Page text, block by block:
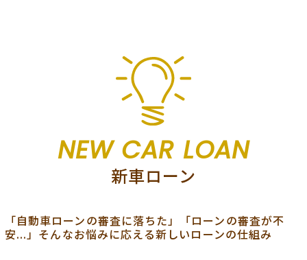
NEW CAR LOAN
新車ローン
「自動車ローンの審査に落ちた」「ローンの審査が不
安...」そんなお悩みに応える新しいローンの仕組み